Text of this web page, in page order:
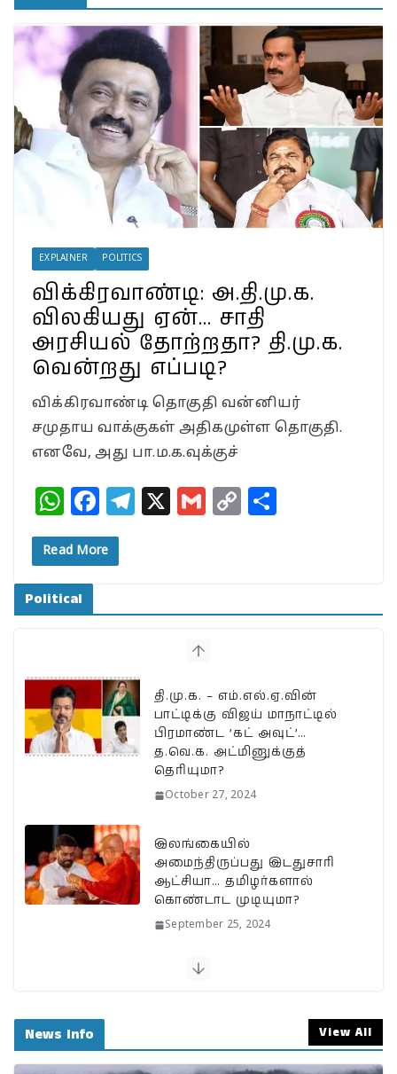
பாட்டிக்கு விஜய் மாநாட்டில்
பிரமாண்ட ’கட் அவுட்’…
த.வெ.க. அட்மினுக்குத்
தெரியுமா?
இலங்கையில்
அமைந்திருப்பது இடதுசாரி
ஆட்சியா… தமிழர்களால்
கொண்டாட முடியுமா?
பேரழிவின் வடுவாக வயநாடு:
40 ஆண்டுகள் கடந்து அதே
இடத்தில் நிலச்சரிவு!
வயநாடு நிலச்சரிவுக்கு
இதுதான் காரணமா…
EXPLAINER POLITICS
விக்கிரவாண்டி: அ.தி.மு.க.
விலகியது ஏன்… சாதி
அரசியல் தோற்றதா? தி.மு.க.
வென்றது எப்படி?
விக்கிரவாண்டி தொகுதி வன்னியர்
சமுதாய வாக்குகள் அதிகமுள்ள தொகுதி.
எனவே, அது பா.ம.க.வுக்குச்
W
h
at
s
A
p
F
a
c
b
o
k
T
ra
X
G
C
Li e
Read More
Political
தி.மு.க. – எம்.எல்.ஏ.வின்
பாட்டிக்கு விஜய் மாநாட்டில்
பிரமாண்ட ’கட் அவுட்’…
த.வெ.க. அட்மினுக்குத்
தெரியுமா?
October 27, 2024
இலங்கையில்
அமைந்திருப்பது இடதுசாரி
ஆட்சியா… தமிழர்களால்
கொண்டாட முடியுமா?
September 25, 2024
பேரழிவின் வடுவாக வயநாடு:
News Info View All